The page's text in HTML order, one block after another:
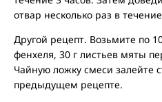
отвар несколько раз в
Другой рецепт. Возьмите по
фенхеля, 30 г листьев мяты
Чайную ложку смеси залейте
предыдущем рецепте.